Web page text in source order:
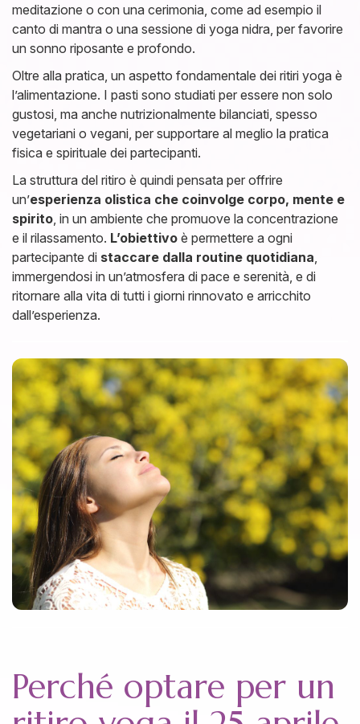
meditazione o con una cerimonia, come ad esempio il
canto di mantra o una sessione di yoga nidra, per favorire
un sonno riposante e profondo.
Oltre alla pratica, un aspetto fondamentale dei ritiri yoga è
l’alimentazione. I pasti sono studiati per essere non solo
gustosi, ma anche nutrizionalmente bilanciati, spesso
vegetariani o vegani, per supportare al meglio la pratica
fisica e spirituale dei partecipanti.
La struttura del ritiro è quindi pensata per offrire
un’esperienza olistica che coinvolge corpo, mente e
spirito , in un ambiente che promuove la concentrazione
e il rilassamento. L’obiettivo è permettere a ogni
partecipante di staccare dalla routine quotidiana
immergendosi in un’atmosfera di pace e serenità, e di
ritornare alla vita di tutti i giorni rinnovato e arricchito
dall’esperienza.
Perché optare per un